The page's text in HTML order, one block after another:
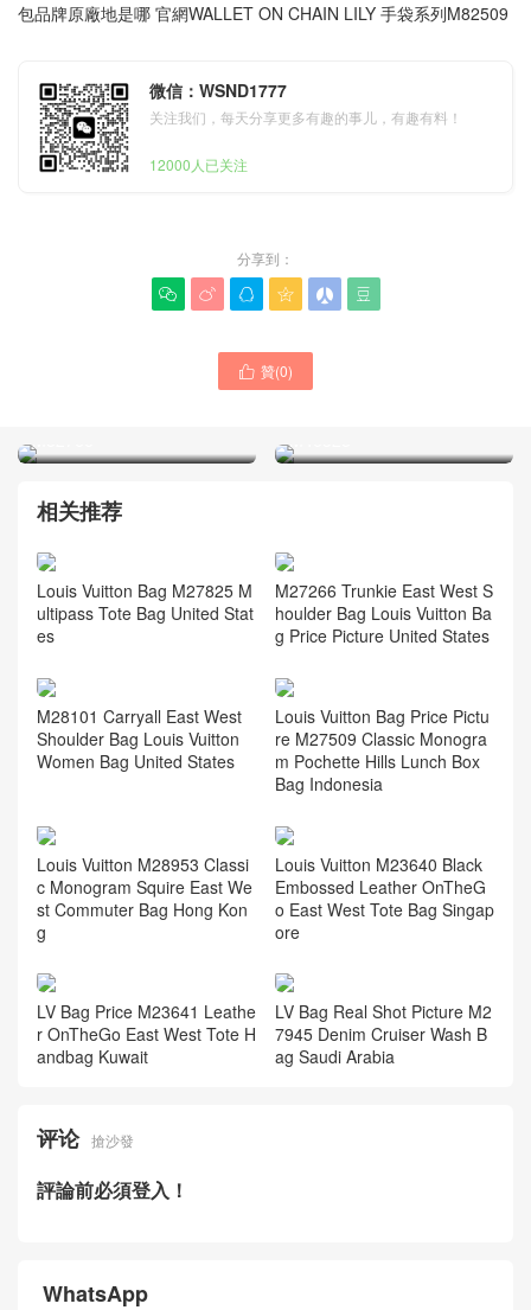
包品牌原廠地是哪 官網WALLET ON CHAIN LILY 手袋系列M82509
微信：WSND1777
关注我们，每天分享更多有趣的事儿，有趣有料！
12000人已关注
分享到：
     
 贊(0)
M82766
LV是什麽品牌的 LV正品包包
M46328
相关推荐
Louis Vuitton Bag M27825 M
ultipass Tote Bag United Stat
es
M27266 Trunkie East West S
houlder Bag Louis Vuitton Ba
g Price Picture United States
M28101 Carryall East West
Shoulder Bag Louis Vuitton
Women Bag United States
Louis Vuitton Bag Price Pictu
re M27509 Classic Monogra
m Pochette Hills Lunch Box
Bag Indonesia
Louis Vuitton M28953 Classi
c Monogram Squire East We
st Commuter Bag Hong Kon
g
Louis Vuitton M23640 Black
Embossed Leather OnTheG
o East West Tote Bag Singap
ore
LV Bag Price M23641 Leathe
r OnTheGo East West Tote H
andbag Kuwait
LV Bag Real Shot Picture M2
7945 Denim Cruiser Wash B
ag Saudi Arabia
评论 搶沙發
評論前必須登入！
WhatsApp